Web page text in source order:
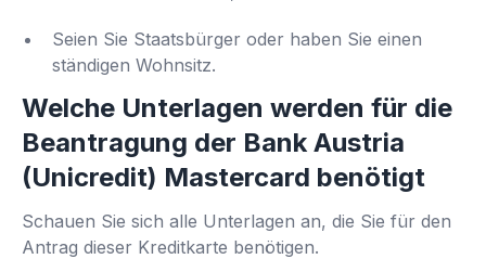
Seien Sie Staatsbürger oder haben Sie einen
ständigen Wohnsitz.
Welche Unterlagen werden für die
Beantragung der Bank Austria
(Unicredit) Mastercard benötigt
Schauen Sie sich alle Unterlagen an, die Sie für den
Antrag dieser Kreditkarte benötigen.